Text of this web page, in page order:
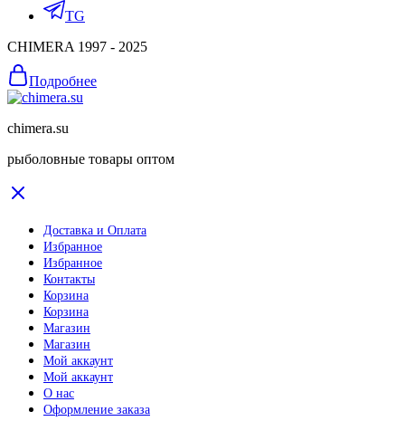
TG
CHIMERA 1997 - 2025
Подробнее
chimera.su
рыболовные товары оптом
Доставка и Оплата
Избранное
Избранное
Контакты
Корзина
Корзина
Магазин
Магазин
Мой аккаунт
Мой аккаунт
О нас
Оформление заказа